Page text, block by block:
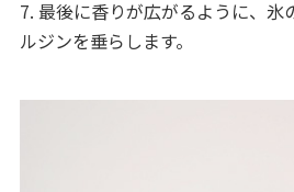
7. 最後に香りが広がるように、氷
ルジンを垂らします。